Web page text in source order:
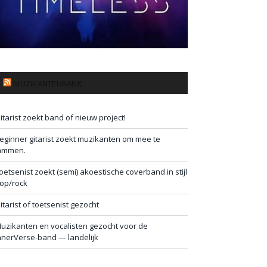
zoekt band of nieuw project!
gitarist zoekt muzikanten om mee te
zoekt (semi) akoestische coverband in stijl
rock
of toetsenist gezocht
en vocalisten gezocht voor de
band — landelijk